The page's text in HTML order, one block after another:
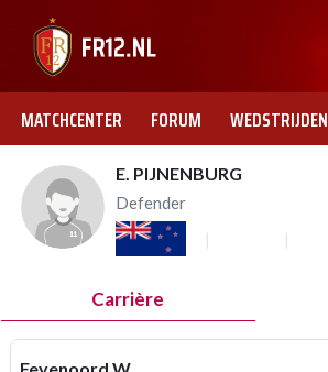
MATCHCENTER FORUM WEDSTRIJDEN
E. PIJNENBURG
Defender
Carrière